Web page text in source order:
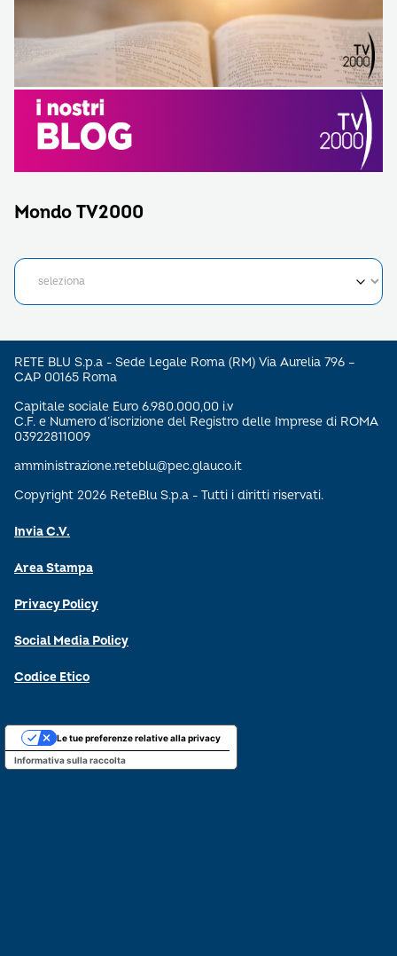
Mondo TV2000
RETE BLU S.p.a - Sede Legale Roma (RM) Via Aurelia 796 –
CAP 00165 Roma
Capitale sociale Euro 6.980.000,00 i.v
C.F. e Numero d’iscrizione del Registro delle Imprese di ROMA
03922811009
amministrazione.reteblu@pec.glauco.it
Copyright 2026 ReteBlu S.p.a - Tutti i diritti riservati.
Invia C.V.
Area Stampa
Privacy Policy
Social Media Policy
Codice Etico
Informativa sulla raccolta
Le tue preferenze relative alla privacy